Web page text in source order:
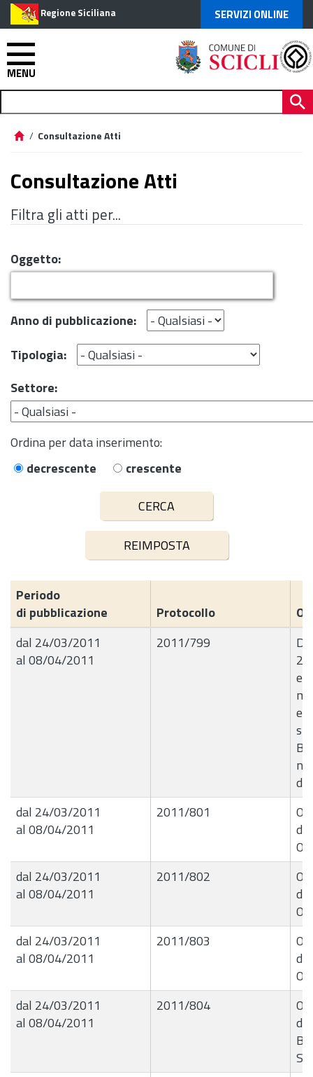
Regione Siciliana SERVIZI ONLINE
MENU
/ Consultazione Atti
Consultazione Atti
Filtra gli atti per...
Oggetto:
Anno di pubblicazione:
Tipologia:
Settore:
Ordina per data inserimento:
decrescente
crescente
Periodo
di pubblicazione
Protocollo
dal 24/03/2011
al 08/04/2011
2011/799
di
dal 24/03/2011
al 08/04/2011
2011/801
dal 24/03/2011
al 08/04/2011
2011/802
dal 24/03/2011
al 08/04/2011
2011/803
dal 24/03/2011
al 08/04/2011
2011/804